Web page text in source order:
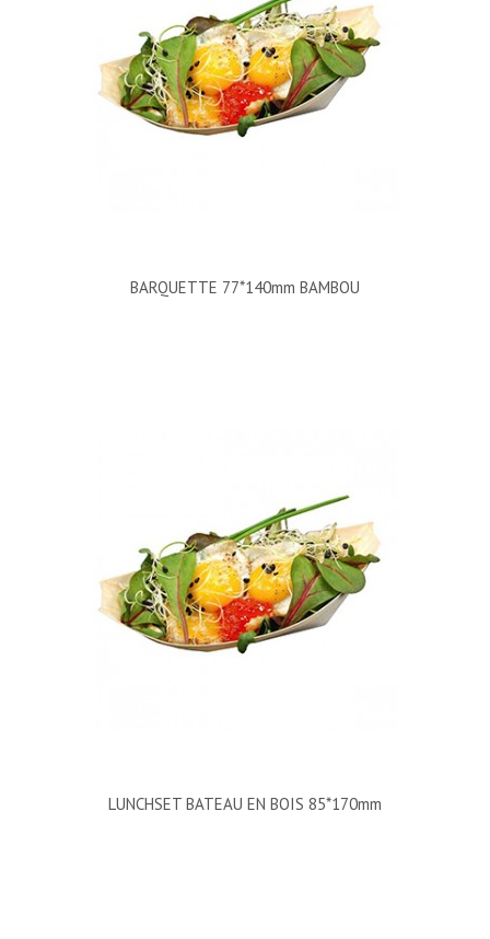
BARQUETTE 77*140mm BAMBOU
LUNCHSET BATEAU EN BOIS 85*170mm